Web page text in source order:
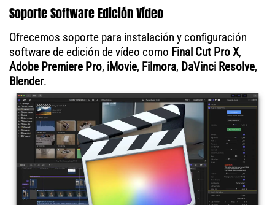
Soporte Software Edición Vídeo
Ofrecemos soporte para instalación y configuración
software de edición de vídeo como Final Cut Pro X,
Adobe Premiere Pro, iMovie, Filmora, DaVinci Resolve,
Blender.